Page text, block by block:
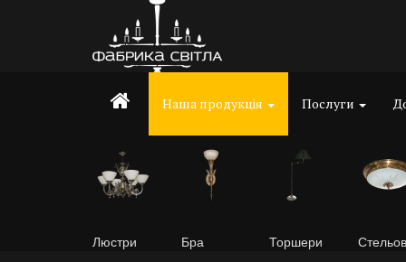
Наша продукція Послуги
Люстри Бра Торшери